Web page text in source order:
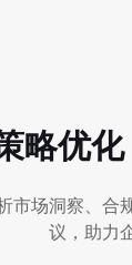
略优
市场洞察、合
议，助力